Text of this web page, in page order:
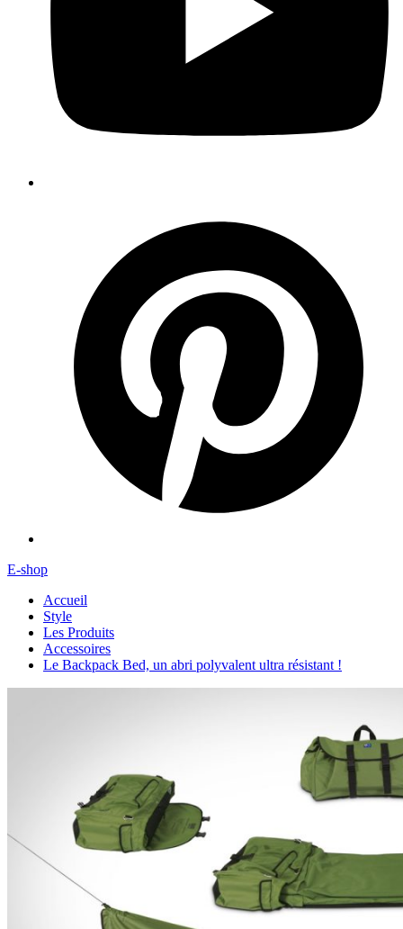
E-shop
Accueil
Style
Les Produits
Accessoires
Le Backpack Bed, un abri polyvalent ultra résistant !